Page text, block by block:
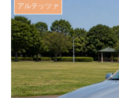
アルテッツァ